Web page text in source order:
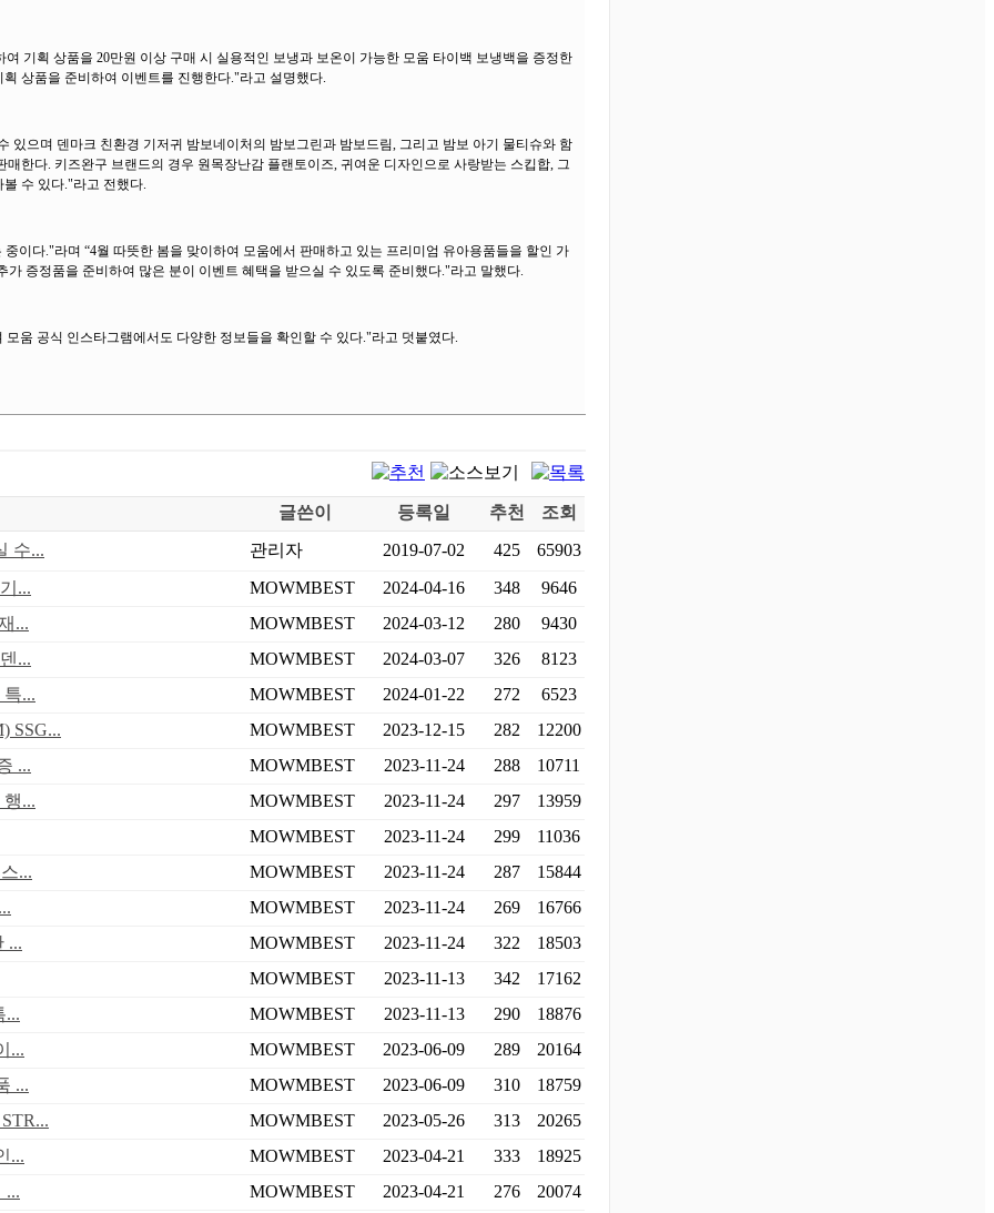
기획 상품을 20만원 이상 구매 시 실용적인 보냉과 보온이 가능한 모움 타이백 보냉백을 증정한
상품을 준비하여 이벤트를 진행한다."라고 설명했다.
있으며 덴마크 친환경 기저귀 밤보네이처의 밤보그린과 밤보드림, 그리고 밤보 아기 물티슈와 함
한다. 키즈완구 브랜드의 경우 원목장난감 플랜토이즈, 귀여운 디자인으로 사랑받는 스킵합, 그
수 있다."라고 전했다.
이다."라며 “4월 따뜻한 봄을 맞이하여 모움에서 판매하고 있는 프리미엄 유아용품들을 할인 가
증정품을 준비하여 많은 분이 이벤트 혜택을 받으실 수 있도록 준비했다."라고 말했다.
움 공식 인스타그램에서도 다양한 정보들을 확인할 수 있다."라고 덧붙였다.
글쓴이 등록일 추천
조회
수...
관리자 2019-07-02 425
65903
...
MOWMBEST 2024-04-16 348
9646
...
MOWMBEST 2024-03-12 280
9430
...
MOWMBEST 2024-03-07 326
8123
...
MOWMBEST 2024-01-22 272
6523
SSG...
MOWMBEST 2023-12-15 282
12200
...
MOWMBEST 2023-11-24 288
10711
...
MOWMBEST 2023-11-24 297
13959
MOWMBEST
2023-11-24 299
11036
...
MOWMBEST 2023-11-24 287
15844
MOWMBEST 2023-11-24 269
16766
...
MOWMBEST 2023-11-24 322
18503
MOWMBEST
2023-11-13 342
17162
...
MOWMBEST 2023-11-13 290
18876
...
MOWMBEST 2023-06-09 289
20164
...
MOWMBEST 2023-06-09 310
18759
MOWMBEST 2023-05-26 313
20265
...
MOWMBEST 2023-04-21 333
18925
...
MOWMBEST 2023-04-21 276
20074